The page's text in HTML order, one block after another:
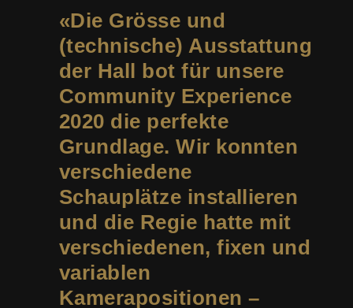
Die Grösse und
(technische) Ausstattung
der Hall bot für unsere
Community Experience
2020 die perfekte
Grundlage. Wir konnten
verschiedene
Schauplätze installieren
und die Regie hatte mit
verschiedenen, fixen und
variablen
Kamerapositionen –